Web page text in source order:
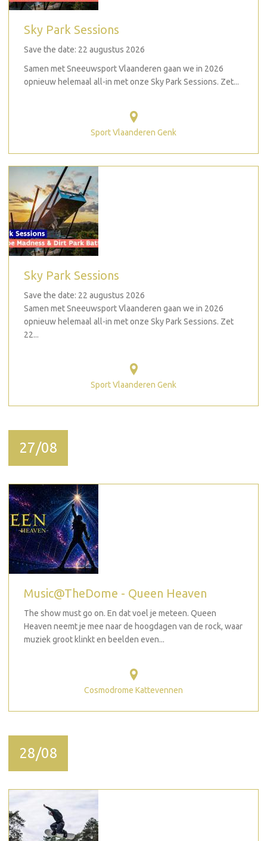
Sky Park Sessions
Save the date: 22 augustus 2026
Samen met Sneeuwsport Vlaanderen gaan we in 2026
opnieuw helemaal all-in met onze Sky Park Sessions. Zet...
Sport Vlaanderen Genk
Sky Park Sessions
Save the date: 22 augustus 2026
Samen met Sneeuwsport Vlaanderen gaan we in 2026
opnieuw helemaal all-in met onze Sky Park Sessions. Zet
22...
Sport Vlaanderen Genk
27/08
Music@TheDome - Queen Heaven
The show must go on. En dat voel je meteen. Queen
Heaven neemt je mee naar de hoogdagen van de rock, waar
muziek groot klinkt en beelden even...
Cosmodrome Kattevennen
28/08